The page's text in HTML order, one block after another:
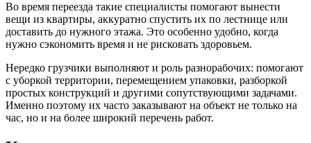
Во время переезда такие специалисты помогают вынести
вещи из квартиры, аккуратно спустить их по лестнице или
доставить до нужного этажа. Это особенно удобно, когда
нужно сэкономить время и не рисковать здоровьем.
Нередко грузчики выполняют и роль разнорабочих: помогают
с уборкой территории, перемещением упаковки, разборкой
простых конструкций и другими сопутствующими задачами.
Именно поэтому их часто заказывают на объект не только на
час, но и на более широкий перечень работ.